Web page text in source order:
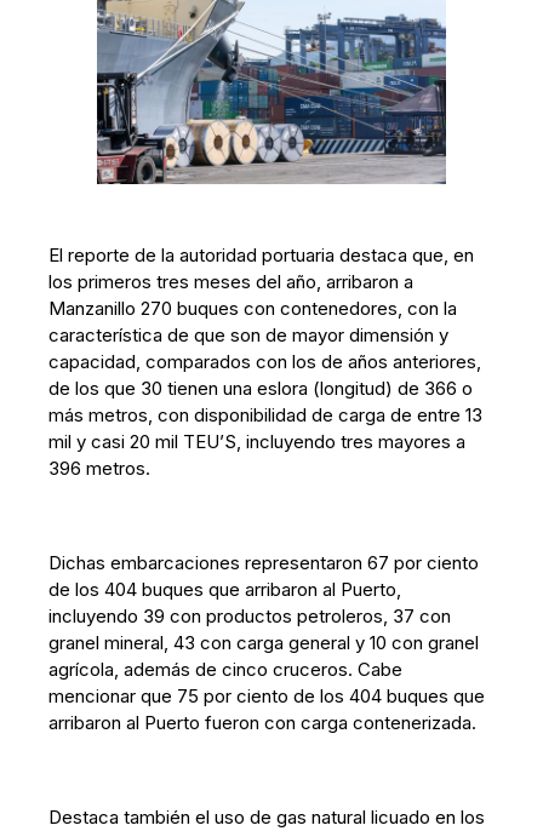
El reporte de la autoridad portuaria destaca que, en
los primeros tres meses del año, arribaron a
Manzanillo 270 buques con contenedores, con la
característica de que son de mayor dimensión y
capacidad, comparados con los de años anteriores,
de los que 30 tienen una eslora (longitud) de 366 o
más metros, con disponibilidad de carga de entre 13
mil y casi 20 mil TEU’S, incluyendo tres mayores a
396 metros.
Dichas embarcaciones representaron 67 por ciento
de los 404 buques que arribaron al Puerto,
incluyendo 39 con productos petroleros, 37 con
granel mineral, 43 con carga general y 10 con granel
agrícola, además de cinco cruceros. Cabe
mencionar que 75 por ciento de los 404 buques que
arribaron al Puerto fueron con carga contenerizada.
Destaca también el uso de gas natural licuado en los